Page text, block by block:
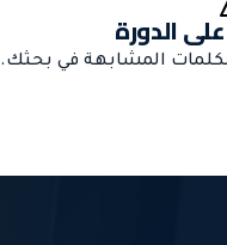
الدورة
المشابهة في بحثك.